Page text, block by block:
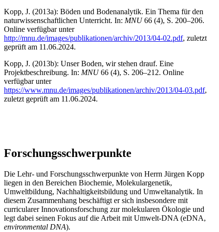
Kopp, J. (2013a): Böden und Bodenanalytik. Ein Thema für den
naturwissenschaftlichen Unterricht. In: MNU66 (4), S. 200–206.
Online verfügbar unter
http://mnu.de/images/publikationen/archiv/2013/04-02.pdf, zuletzt
geprüft am 11.06.2024.
Kopp, J. (2013b): Unser Boden, wir stehen drauf. Eine
Projektbeschreibung. In: MNU66 (4), S. 206–212. Online
verfügbar unter
https://www.mnu.de/images/publikationen/archiv/2013/04-03.pdf,
zuletzt geprüft am 11.06.2024.
Forschungsschwerpunkte
Die Lehr- und Forschungsschwerpunkte von Herrn Jürgen Kopp
liegen in den Bereichen Biochemie, Molekulargenetik,
Umweltbildung, Nachhaltigkeitsbildung und Umweltanalytik. In
diesem Zusammenhang beschäftigt er sich insbesondere mit
curricularer Innovationsforschung zur molekularen Ökologie und
legt dabei seinen Fokus auf die Arbeit mit Umwelt-DNA (eDNA,
environmental DNA).